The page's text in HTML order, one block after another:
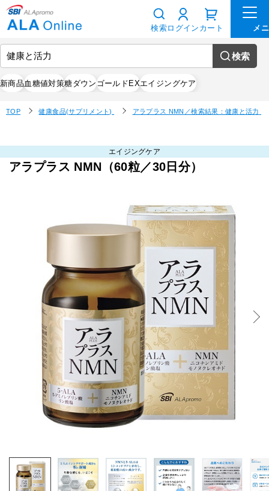
検索
新商品血糖値対策糖ダウンゴールドEXエイジングケア
検索ログイン カート
TOP 健康食品(サプリメント) アラプラス NMN ／検索結果：健康と活力
エイジングケア
アラプラス NMN（60粒／30日分）